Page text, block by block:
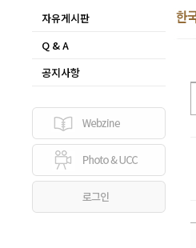
자유게시판
Q & A
공지사항